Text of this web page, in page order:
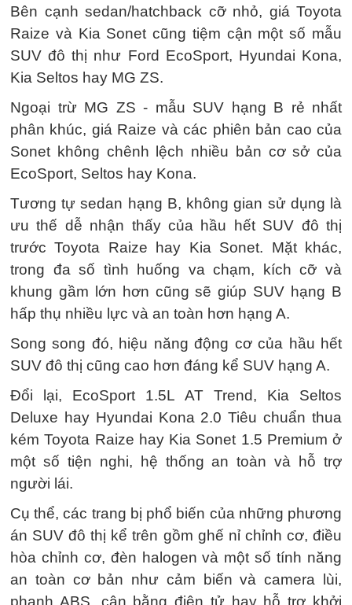
Tượng tư, anh Tân Phạm chia sẻ sedan sẽ là
lựa chọn phù hợp cho người thích cảm giác lái,
trong khi SUV hướng đến người dùng ưu tiên sự
tiện lợi, linh hoạt.
Ngoài ra, so với xe sedan/hatchback cùng phân
hạng, SUV hạng A có giá cao và khối lượng
nặng hơn, tiêu thụ nhiều nhiên liệu hơn.
Cùng tầm giá một số mẫu SUV đô thị
Bên cạnh sedan/hatchback cỡ nhỏ, giá Toyota
Raize và Kia Sonet cũng tiệm cận một số mẫu
SUV đô thị như Ford EcoSport, Hyundai Kona,
Kia Seltos hay MG ZS.
Ngoại trừ MG ZS - mẫu SUV hạng B rẻ nhất
Sonet không chênh lệch nhiều bản cơ sở của
EcoSport, Seltos hay Kona.
Tương tự sedan hạng B, không gian sử dụng là
ưu thế dễ nhận thấy của hầu hết SUV đô thị
trước Toyota Raize hay Kia Sonet. Mặt khác,
trong đa số tình huống va chạm, kích cỡ và
khung gầm lớn hơn cũng sẽ giúp SUV hạng B
hấp thụ nhiều lực và an toàn hơn hạng A.
Song song đó, hiệu năng động cơ của hầu hết
SUV đô thị cũng cao hơn đáng kể SUV hạng A.
Đổi lại, EcoSport 1.5L AT Trend, Kia Seltos